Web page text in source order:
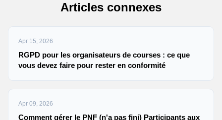
Articles connexes
Apr 15, 2026
RGPD pour les organisateurs de courses : ce que
vous devez faire pour rester en conformité
Apr 09, 2026
Comment gérer le PNF (n'a pas fini) Participants aux